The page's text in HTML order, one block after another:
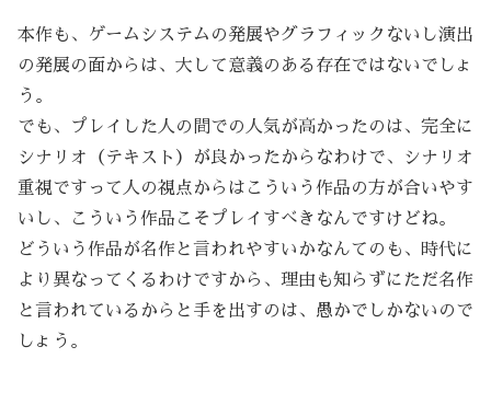
本作も、ゲームシステムの発展やグラフィックないし演出
の発展の面からは、大して意義のある存在ではないでしょ
う。
でも、プレイした人の間での人気が高かったのは、完全に
シナリオ（テキスト）が良かったからなわけで、シナリオ
重視ですって人の視点からはこういう作品の方が合いやす
いし、こういう作品こそプレイすべきなんですけどね。
どういう作品が名作と言われやすいかなんてのも、時代に
より異なってくるわけですから、理由も知らずにただ名作
と言われているからと手を出すのは、愚かでしかないので
しょう。